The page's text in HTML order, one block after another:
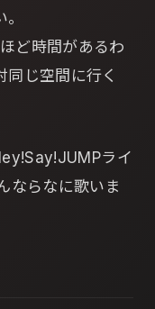
｡
ど時間があるわ
同じ空間に行く
ライ
ならなに歌いま